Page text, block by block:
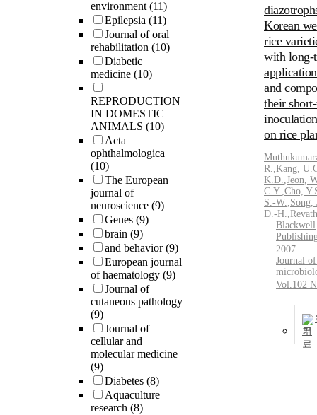
environment(11)
Epilepsia (11)
Journal of oral
rehabilitation (10)
Diabetic
medicine (10)
REPRODUCTION
IN DOMESTIC
ANIMALS (10)
Acta
ophthalmologica
(10)
The European
journal of
neuroscience (9)
Genes (9)
brain (9)
and behavior(9)
European journal
of haematology (9)
Journal of
cutaneous pathology
(9)
Journal of
cellular and
molecular medicine
(9)
Diabetes (8)
Aquaculture
research (8)
Korean
rice
with long-
and
their
on rice
R.,Kang,
K.D.,Jeon,
C.Y.,Cho,
S.-W.,Song,
D.-H.,
Blackwell
2007
Journal
Vol.102
기